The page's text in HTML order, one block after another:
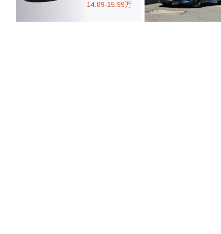
14.89-15.99万